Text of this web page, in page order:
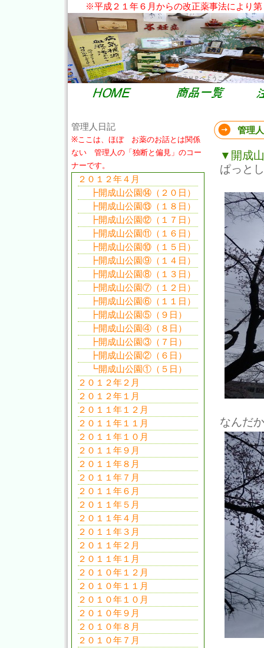
※平成２１年６月からの改正薬事法により
だいあん先生の健康サイト。大栄漢方薬局のＨＰへようこそ。
管理
▼開成
ぱっと
なんだ
管理人日記
※ここは、ほぼ お薬のお話とは関係
ない 管理人の「独断と偏見」のコー
ナーです。
２０１２年４月
┣開成山公園⑭（２０日）
┣開成山公園⑬（１８日）
┣開成山公園⑫（１７日）
┣開成山公園⑪（１６日）
┣開成山公園⑩（１５日）
┣開成山公園⑨（１４日）
┣開成山公園⑧（１３日）
┣開成山公園⑦（１２日）
┣開成山公園⑥（１１日）
┣開成山公園⑤（９日）
┣開成山公園④（８日）
┣開成山公園③（７日）
┣開成山公園②（６日）
┗開成山公園①（５日）
２０１２年２月
２０１２年１月
２０１１年１２月
２０１１年１１月
２０１１年１０月
２０１１年９月
２０１１年８月
２０１１年７月
２０１１年６月
２０１１年５月
２０１１年４月
２０１１年３月
２０１１年２月
２０１１年１月
２０１０年１２月
２０１０年１１月
２０１０年１０月
２０１０年９月
２０１０年８月
２０１０年７月